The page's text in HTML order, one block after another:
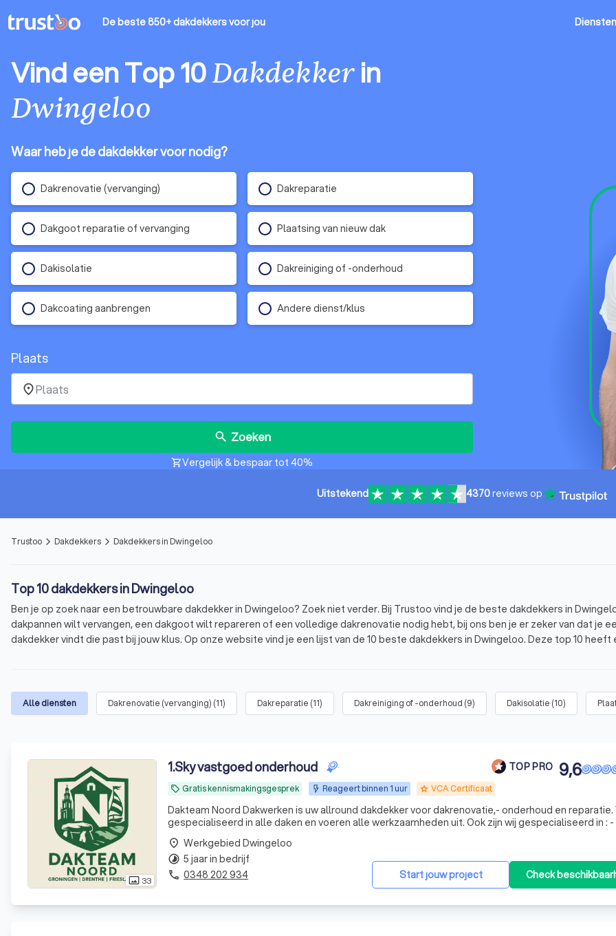
De beste 850+ dakdekkersvoor jou Diensten
Vind een Top 10Dakdekkerin
Dwingeloo
Waar heb je de dakdekker voor nodig?
Dakrenovatie (vervanging) Dakreparatie
Dakgoot reparatie of vervanging Plaatsing van nieuw dak
Dakisolatie Dakreiniging of -onderhoud
Dakcoating aanbrengen Andere dienst/klus
Plaats
place
search Zoeken
shopping_cartVergelijk & bespaar tot 40%
Uitstekend 4370reviews op
Trustoo arrow_forward_ios Dakdekkers arrow_forward_ios Dakdekkers in Dwingeloo
Top 10 dakdekkers in Dwingeloo
Ben je op zoek naar een betrouwbare dakdekker in Dwingeloo? Zoek niet verder. Bij Trustoo vind je de beste dakdekkers in
dakpannen wilt vervangen, een dakgoot wilt repareren of een volledige dakrenovatie nodig hebt, bij ons ben je er zeker van dat je
dakdekker vindt die past bij jouw klus. Op onze website vind je een lijst van de 10 beste dakdekkers in Dwingeloo. Deze top 10 heeft
Waarom een professionele dakdekker in Dwingeloo?
Alle diensten Dakrenovatie (vervanging) (11) Dakreparatie (11) Dakreiniging of -onderhoud (9) Dakisolatie (10)
photo_size_select_actual 33
1.Sky vastgoed onderhoud TOP PRO
local_offer Gratis kennismakingsgesprek Reageert binnen 1 uur grade VCA Certificaat
9,6
Dakteam Noord Dakwerken is uw allround dakdekker voor dakrenovatie,- onderhoud en reparatie.
gespecialiseerd in alle daken en voeren alle werkzaamheden uit. Ook zijn wij gespecialiseerd in : - Platte
Start jouw project Check
place Werkgebied Dwingeloo
timelapse 5 jaar in bedrijf
phone 0348 202 934